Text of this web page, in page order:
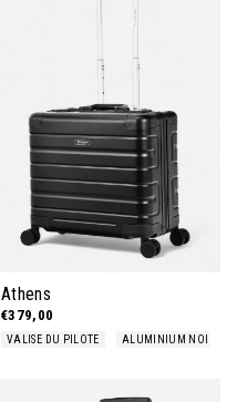
Athens
€379,00
VALISE DU PILOTE ALUMINIUM NOIR